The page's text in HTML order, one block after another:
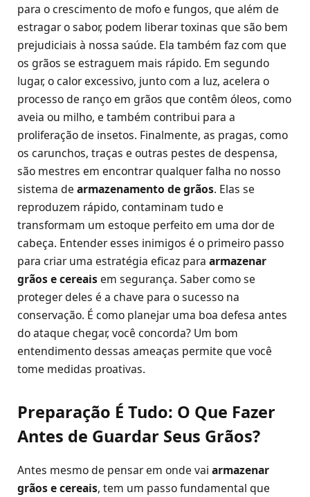
para o crescimento de mofo e fungos, que além de
estragar o sabor, podem liberar toxinas que são bem
prejudiciais à nossa saúde. Ela também faz com que
os grãos se estraguem mais rápido. Em segundo
lugar, o calor excessivo, junto com a luz, acelera o
processo de ranço em grãos que contêm óleos, como
aveia ou milho, e também contribui para a
proliferação de insetos. Finalmente, as pragas, como
os carunchos, traças e outras pestes de despensa,
são mestres em encontrar qualquer falha no nosso
sistema de armazenamento de grãos. Elas se
reproduzem rápido, contaminam tudo e
transformam um estoque perfeito em uma dor de
cabeça. Entender esses inimigos é o primeiro passo
para criar uma estratégia eficaz para armazenar
grãos e cereaisem segurança. Saber como se
proteger deles é a chave para o sucesso na
conservação. É como planejar uma boa defesa antes
do ataque chegar, você concorda? Um bom
entendimento dessas ameaças permite que você
tome medidas proativas.
Preparação É Tudo: O Que Fazer
Antes de Guardar Seus Grãos?
Antes mesmo de pensar em onde vai armazenar
grãos e cereais, tem um passo fundamental que